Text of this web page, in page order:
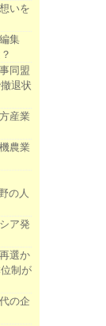
いを
集
同盟
退状
産業
農業
の人
ア発
選か
制が
の企